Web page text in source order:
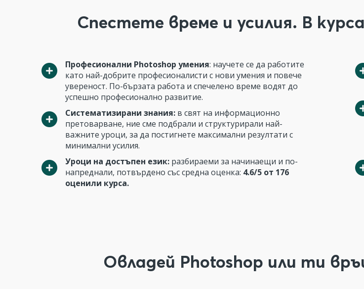
Спестете време и усилия. В
Професионални Photoshop умения: научете се да работите
като най-добрите професионалисти с нови умения и повече
увереност. По-бързата работа и спечелено време водят до
успешно професионално развитие.
Систематизирани знания: в свят на информационно
претоварване, ние сме подбрали и структурирали най-
важните уроци, за да постигнете максимални резултати с
минимални усилия.
Уроци на достъпен език: разбираеми за начинаещи и по-
напреднали, потвърдено със средна оценка: 4.6/5 от 176
оценили курса.
Овладей Photoshop или ти